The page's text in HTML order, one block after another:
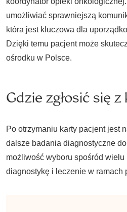
umożliwiać sprawniejszą
która jest kluczowa dla
Dzięki temu pacjent może
ośrodku w Polsce.
Gdzie zgłosić się
Po otrzymaniu karty pacjent jest
dalsze badania diagnostyczne
możliwość wyboru spośród
diagnostykę i leczenie w ramach